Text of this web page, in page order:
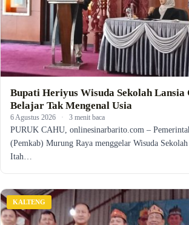
Bupati Heriyus Wisuda Sekolah
Belajar Tak Mengenal Usia
6 Agustus 2026 · 3 menit baca
PURUK CAHU, onlinesinarbarito.com –
(Pemkab) Murung Raya menggelar Wisuda
Itah…
KALTENG